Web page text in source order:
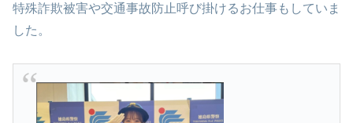
特殊詐欺被害や交通事故防止呼び掛けるお仕事もしていま
した。